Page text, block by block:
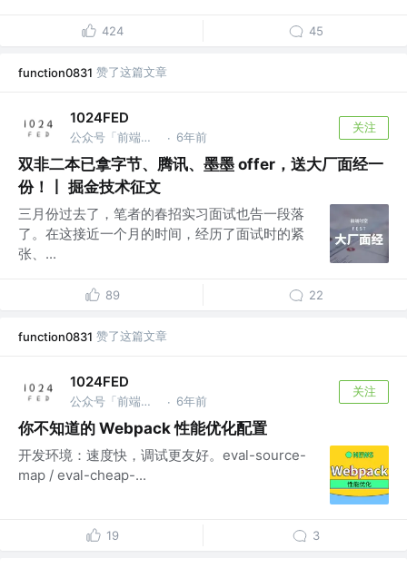
424 45
function0831 赞了这篇文章
1024FED
公众号「前端时空」 @1024.Cool · 6年前
关注
双非二本已拿字节、腾讯、墨墨 offer，送大厂面经一
份！丨 掘金技术征文
三月份过去了，笔者的春招实习面试也告一段落
了。在这接近一个月的时间，经历了面试时的紧
张、...
89 22
function0831 赞了这篇文章
1024FED
公众号「前端时空」 @1024.Cool · 6年前
关注
你不知道的 Webpack 性能优化配置
开发环境：速度快，调试更友好。eval-source-
map / eval-cheap-...
19 3